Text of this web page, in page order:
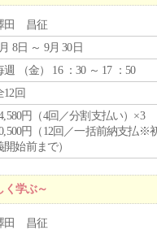
田 昌征
8日 ～ 9月 30日
週 （金） 16 ：30 ～ 17 ：50
12回
円（4回／分割支払い）×3
円（12回／一括前納支払※
開始前まで）
学ぶ～
田 昌征